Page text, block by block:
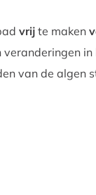
vrij te maken
in
van de algen